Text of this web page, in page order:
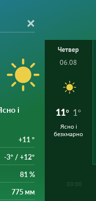
і
+11 °
-3° / +12°
81 %
775 мм
Четвер
06.08
11° 1°
Ясно і
безхмарно
00:00